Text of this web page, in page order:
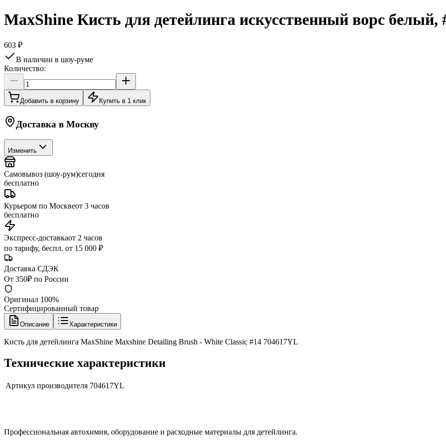
MaxShine Кисть для детейлинга искусственный ворс белый,
603 ₽
В наличии в шоу-руме
Количество:
Добавить в корзину Купить в 1 клик
Доставка в Москву
Изменить
Самовывоз (шоу-рум)сегодня
бесплатно
Курьером по Москвеот 3 часов
бесплатно
Экспресс-доставкаот 2 часов
по тарифу, беспл. от 15 000 ₽
Доставка СДЭК
От 350₽ по России
Оригинал 100%
Сертифицированный товар
Описание Характеристики
Кисть для детейлинга MaxShine Maxshine Detailing Brush - White Classic #14 704617YL
Технические характеристики
Артикул производителя 704617YL
Профессиональная автохимия, оборудование и расходные материалы для детейлинга.